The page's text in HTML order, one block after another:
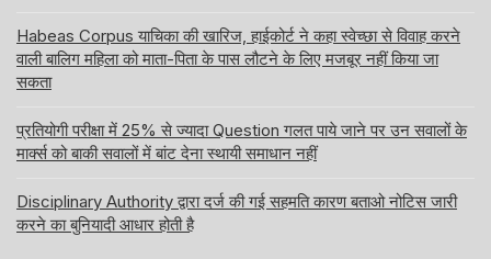
Habeas Corpus याचिका की खारिज, हाईकोर्ट ने कहा स्वेच्छा से विवाह करने
वाली बालिग महिला को माता-पिता के पास लौटने के लिए मजबूर नहीं किया जा
सकता
प्रतियोगी परीक्षा में 25% से ज्यादा Question गलत पाये जाने पर उन सवालों के
मार्क्स को बाकी सवालों में बांट देना स्थायी समाधान नहीं
Disciplinary Authority द्वारा दर्ज की गई सहमति कारण बताओ नोटिस जारी
करने का बुनियादी आधार होती है